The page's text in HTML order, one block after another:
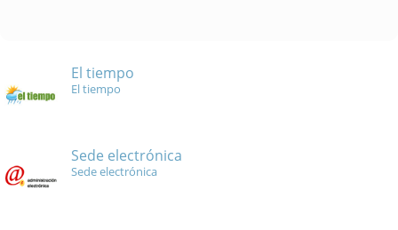
El tiempo
El tiempo
Sede electrónica
Sede electrónica